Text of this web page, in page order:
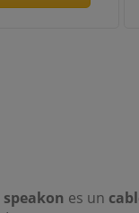
es un